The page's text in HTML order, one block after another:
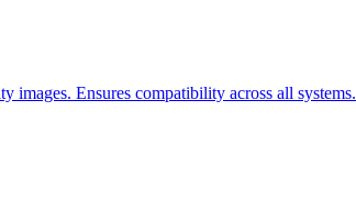
images. Ensures compatibility across all systems.